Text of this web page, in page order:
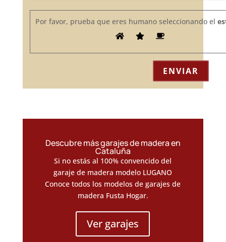
Por favor, prueba que eres humano seleccionando el
Descubre más garajes de madera en
Cataluña
Si no estás al 100% convencido del
garaje de madera modelo LUGANO
Conoce todos los modelos de garajes de
madera Fusta Hogar.
Ver garajes